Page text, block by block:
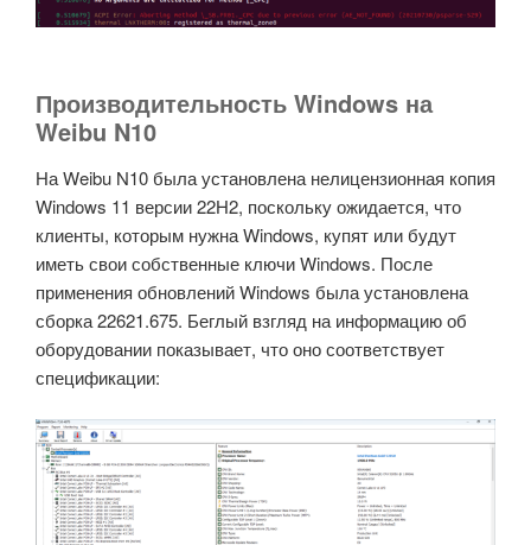
Производительность Windows на
Weibu N10
На Weibu N10 была установлена ​​нелицензионная копия
Windows 11 версии 22H2, поскольку ожидается, что
клиенты, которым нужна Windows, купят или будут
иметь свои собственные ключи Windows. После
применения обновлений Windows была установлена ​​
сборка 22621.675. Беглый взгляд на информацию об
оборудовании показывает, что оно соответствует
спецификации: